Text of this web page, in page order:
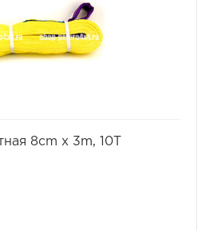
стропы нужно
вес автомобиля.
метров, а разрушающая
8cm x 3m, 10T